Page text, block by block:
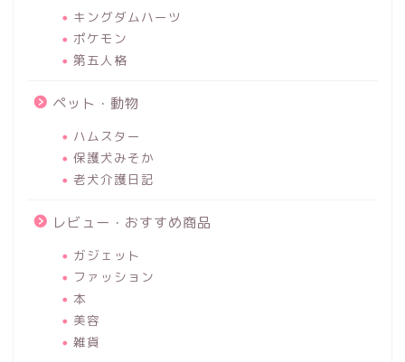
キングダムハーツ
ポケモン
第五人格
ペット・動物
ハムスター
保護犬みそか
老犬介護日記
レビュー・おすすめ商品
ガジェット
ファッション
本
美容
雑貨